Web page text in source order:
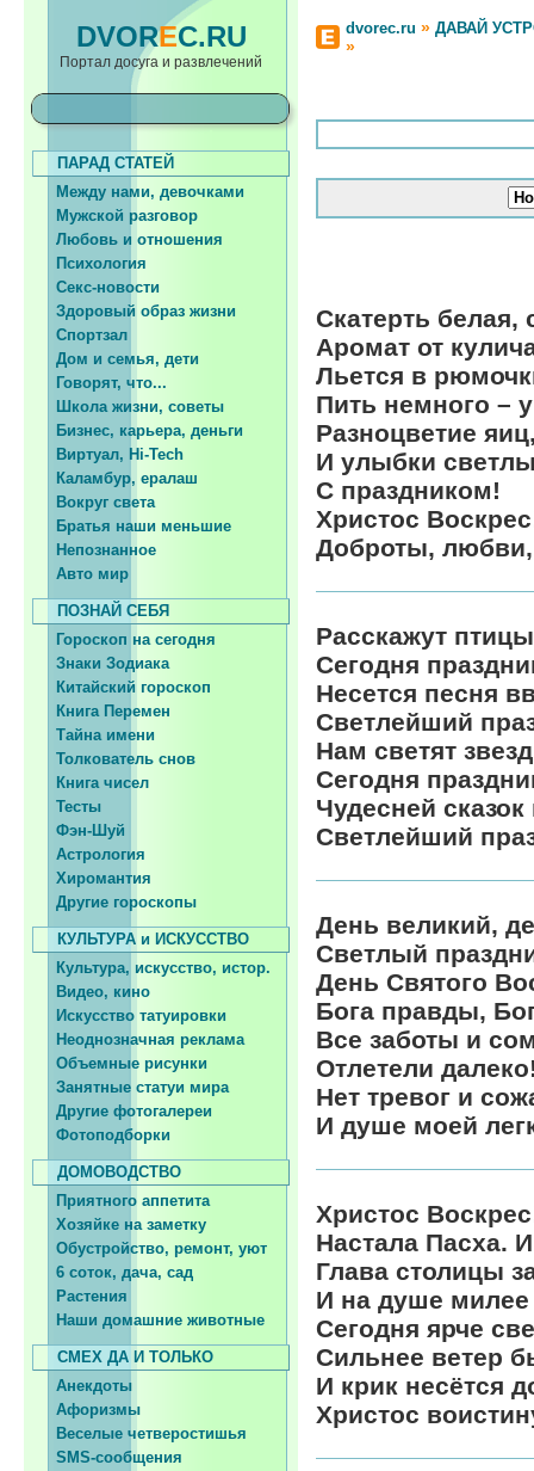
DVOREC.RU
Портал досуга и развлечений
dvorec.ru » ДАВАЙ
»
ПАРАД СТАТЕЙ
Между нами, девочками
Мужской разговор
Любовь и отношения
Психология
Секс-новости
Здоровый образ жизни
Спортзал
Дом и семья, дети
Говорят, что...
Школа жизни, советы
Бизнес, карьера, деньги
Виртуал, Hi-Tech
Каламбур, ералаш
Вокруг света
Братья наши меньшие
Непознанное
Авто мир
ПОЗНАЙ СЕБЯ
Гороскоп на сегодня
Знаки Зодиака
Китайский гороскоп
Книга Перемен
Тайна имени
Толкователь снов
Книга чисел
Тесты
Фэн-Шуй
Астрология
Хиромантия
Другие гороскопы
КУЛЬТУРА и ИСКУССТВО
Культура, искусство, истор.
Видео, кино
Искусство татуировки
Неоднозначная реклама
Объемные рисунки
Занятные статуи мира
Другие фотогалереи
Фотоподборки
ДОМОВОДСТВО
Приятного аппетита
Хозяйке на заметку
Обустройство, ремонт, уют
6 соток, дача, сад
Растения
Наши домашние животные
СМЕХ ДА И ТОЛЬКО
Анекдоты
Афоризмы
Веселые четверостишья
SMS-сообщения
Скатерть белая,
Аромат от
Льется в
Пить немного –
Разноцветие
И улыбки
С праздником!
Христос
Доброты, любви,
Расскажут
Сегодня
Несется песня
Светлейший
Нам светят
Сегодня
Чудесней сказок
Светлейший
День великий,
Светлый
День Святого
Бога правды,
Все заботы и
Отлетели
Нет тревог и
И душе моей
Христос
Настала Пасха.
Глава столицы
И на душе милее
Сегодня ярче
Сильнее ветер
И крик несётся
Христос